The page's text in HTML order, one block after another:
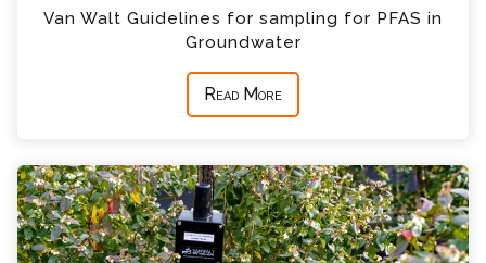
Van Walt Guidelines for sampling for PFAS in
Groundwater
Read More